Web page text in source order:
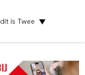
dit is Twee ▼